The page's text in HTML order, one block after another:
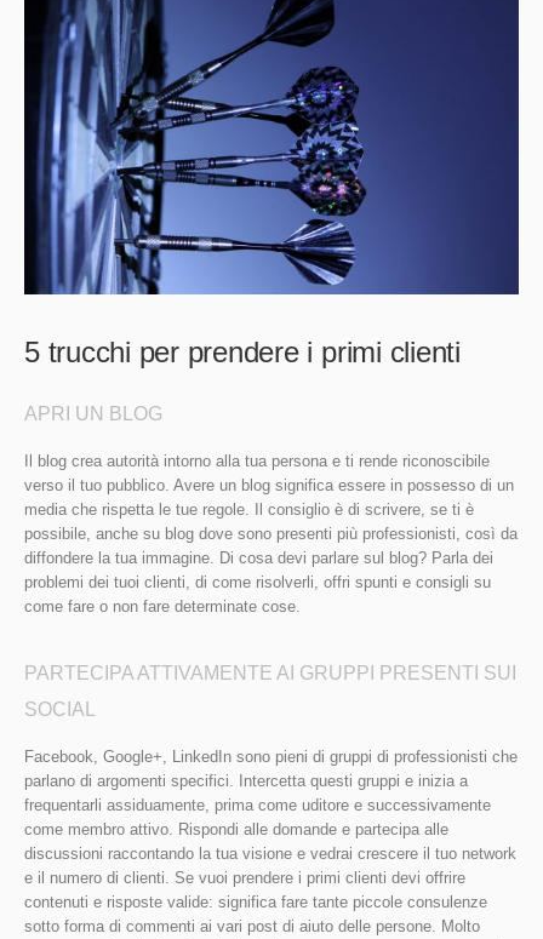
5 trucchi per prendere i primi clienti
APRI UN BLOG
Il blog crea autorità intorno alla tua persona e ti rende riconoscibile
verso il tuo pubblico. Avere un blog significa essere in possesso di un
media che rispetta le tue regole. Il consiglio è di scrivere, se ti è
possibile, anche su blog dove sono presenti più professionisti, così da
diffondere la tua immagine. Di cosa devi parlare sul blog? Parla dei
problemi dei tuoi clienti, di come risolverli, offri spunti e consigli su
come fare o non fare determinate cose.
PARTECIPA ATTIVAMENTE AI GRUPPI PRESENTI SUI
SOCIAL
Facebook, Google+, LinkedIn sono pieni di gruppi di professionisti che
parlano di argomenti specifici. Intercetta questi gruppi e inizia a
frequentarli assiduamente, prima come uditore e successivamente
come membro attivo. Rispondi alle domande e partecipa alle
discussioni raccontando la tua visione e vedrai crescere il tuo network
e il numero di clienti. Se vuoi prendere i primi clienti devi offrire
contenuti e risposte valide: significa fare tante piccole consulenze
sotto forma di commenti ai vari post di aiuto delle persone. Molto